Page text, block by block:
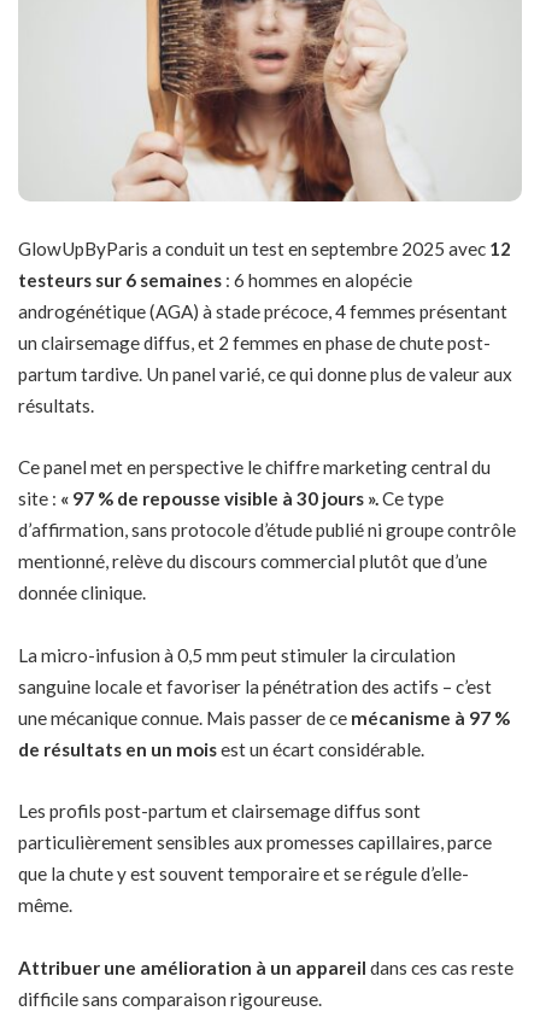
GlowUpByParis a conduit un test en septembre 2025 avec 12
testeurs sur 6 semaines : 6 hommes en alopécie
androgénétique (AGA) à stade précoce, 4 femmes présentant
un clairsemage diffus, et 2 femmes en phase de chute post-
partum tardive. Un panel varié, ce qui donne plus de valeur aux
résultats.
Ce panel met en perspective le chiffre marketing central du
site : « 97 % de repousse visible à 30 jours ».Ce type
d’affirmation, sans protocole d’étude publié ni groupe contrôle
mentionné, relève du discours commercial plutôt que d’une
donnée clinique.
La micro-infusion à 0,5 mm peut stimuler la circulation
sanguine locale et favoriser la pénétration des actifs – c’est
une mécanique connue. Mais passer de ce mécanisme à 97 %
de résultats en un moisest un écart considérable.
Les profils post-partum et clairsemage diffus sont
particulièrement sensibles aux promesses capillaires, parce
que la chute y est souvent temporaire et se régule d’elle-
même.
Attribuer une amélioration à un appareil dans ces cas reste
difficile sans comparaison rigoureuse.